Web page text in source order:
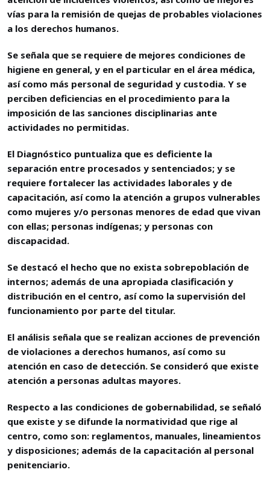
vías para la remisión de quejas de probables violaciones
a los derechos humanos.
Se señala que se requiere de mejores condiciones de
higiene en general, y en el particular en el área médica,
así como más personal de seguridad y custodia. Y se
perciben deficiencias en el procedimiento para la
imposición de las sanciones disciplinarias ante
actividades no permitidas.
El Diagnóstico puntualiza que es deficiente la
separación entre procesados y sentenciados; y se
requiere fortalecer las actividades laborales y de
capacitación, así como la atención a grupos vulnerables
como mujeres y/o personas menores de edad que vivan
con ellas; personas indígenas; y personas con
discapacidad.
Se destacó el hecho que no exista sobrepoblación de
internos; además de una apropiada clasificación y
distribución en el centro, así como la supervisión del
funcionamiento por parte del titular.
El análisis señala que se realizan acciones de prevención
de violaciones a derechos humanos, así como su
atención en caso de detección. Se consideró que existe
atención a personas adultas mayores.
Respecto a las condiciones de gobernabilidad, se señaló
que existe y se difunde la normatividad que rige al
centro, como son: reglamentos, manuales, lineamientos
y disposiciones; además de la capacitación al personal
penitenciario.